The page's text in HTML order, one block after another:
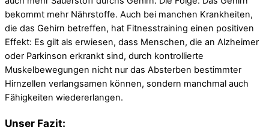
bekommt mehr Nährstoffe. Auch bei manchen Krankheiten,
die das Gehirn betreffen, hat Fitnesstraining einen positiven
Effekt: Es gilt als erwiesen, dass Menschen, die an Alzheimer
oder Parkinson erkrankt sind, durch kontrollierte
Muskelbewegungen nicht nur das Absterben bestimmter
Hirnzellen verlangsamen können, sondern manchmal auch
Fähigkeiten wiedererlangen.
Unser Fazit: